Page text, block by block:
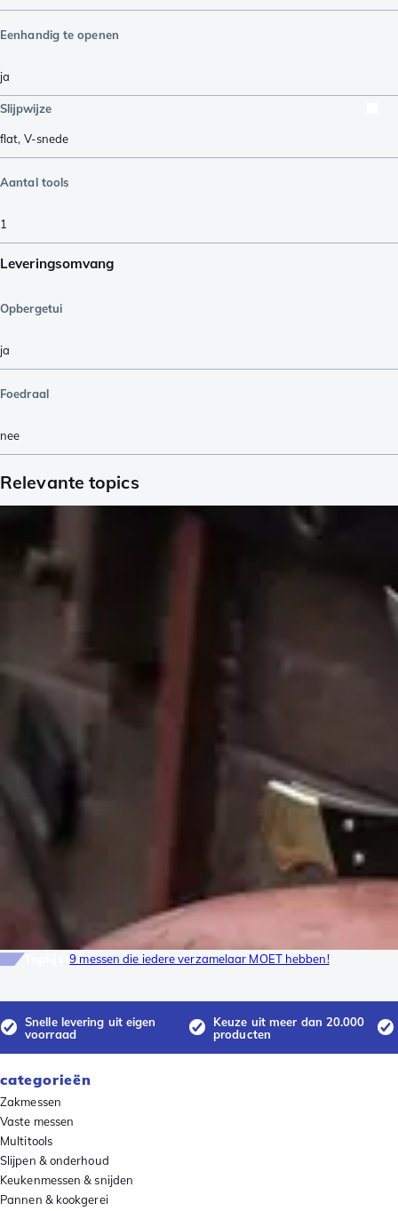
Eenhandig te openen
ja
Slijpwijze
flat, V-snede
Aantal tools
1
Leveringsomvang
Opbergetui
ja
Foedraal
nee
Relevante topics
Toplijst9 messen die iedere verzamelaar MOET hebben!
Snelle levering uit eigen
voorraad
Keuze uit meer dan 20.000
producten
categorieën
Zakmessen
Vaste messen
Multitools
Slijpen & onderhoud
Keukenmessen & snijden
Pannen & kookgerei